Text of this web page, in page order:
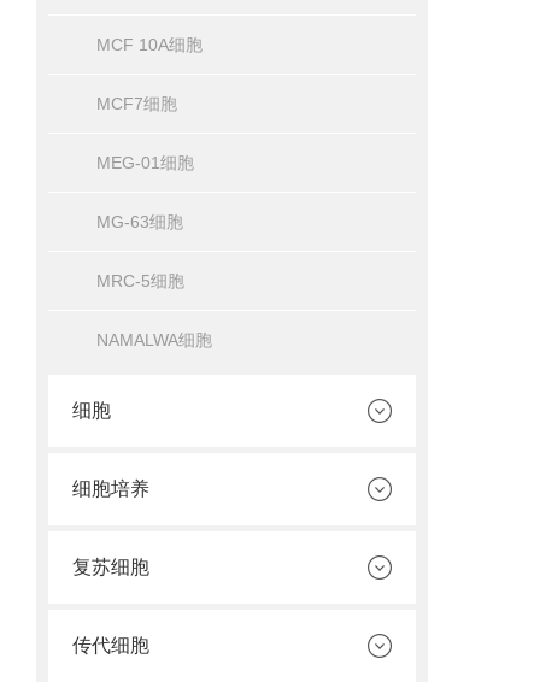
MCF 10A细胞
MCF7细胞
MEG-01细胞
MG-63细胞
MRC-5细胞
NAMALWA细胞
细胞
细胞培养
复苏细胞
传代细胞